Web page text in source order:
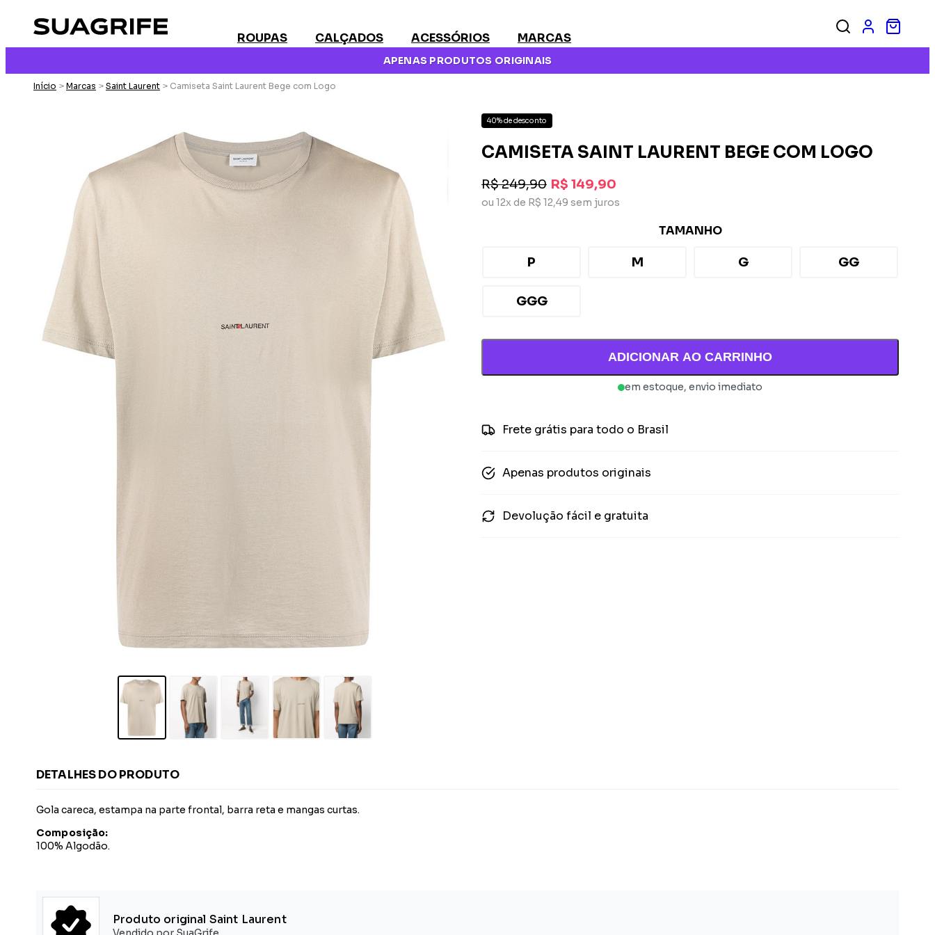
ROUPAS CALÇADOS ACESSÓRIOS MARCAS
APENAS PRODUTOS ORIGINAIS
Início > Marcas > Saint Laurent > Camiseta Saint Laurent Bege com Logo
40% de desconto
CAMISETA SAINT LAURENT BEGE COM LOGO
R$ 249,90 R$ 149,90
ou 12x de R$ 12,49 sem juros
TAMANHO
P M G GG
GGG
ADICIONAR AO CARRINHO
em estoque, envio imediato
Frete grátis para todo o Brasil
Apenas produtos originais
Devolução fácil e gratuita
DETALHES DO PRODUTO
Gola careca, estampa na parte frontal, barra reta e mangas curtas.
Composição:
100% Algodão.
Produto original Saint Laurent